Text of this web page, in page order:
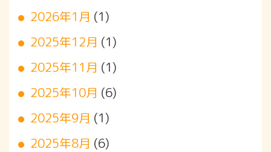
2026年1月 (1)
2025年12月 (1)
2025年11月 (1)
2025年10月 (6)
2025年9月 (1)
2025年8月 (6)